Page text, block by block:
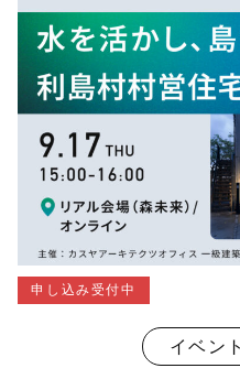
申し込み受付中
イベン